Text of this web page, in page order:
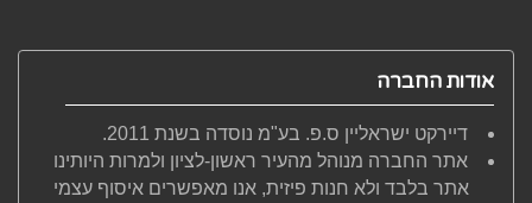
אודות החברה
דיירקט ישראליין ס.פ. בע"מ נוסדה בשנת 2011.
אתר החברה מנוהל מהעיר ראשון-לציון ולמרות היותינו
אתר בלבד ולא חנות פיזית, אנו מאפשרים איסוף עצמי